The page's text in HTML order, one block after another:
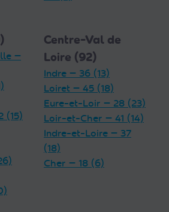
—
(15)
Centre-Val de
Loire (92)
Indre — 36 (13)
Loiret — 45 (18)
Eure-et-Loir — 28 (23)
Loir-et-Cher — 41 (14)
Indre-et-Loire — 37
(18)
Cher — 18 (6)